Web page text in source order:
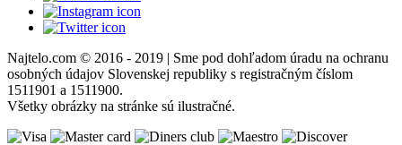
Najtelo.com © 2016 - 2019 | Sme pod dohľadom úradu na ochranu
osobných údajov Slovenskej republiky s registračným číslom
1511901 a 1511900.
Všetky obrázky na stránke sú ilustračné.